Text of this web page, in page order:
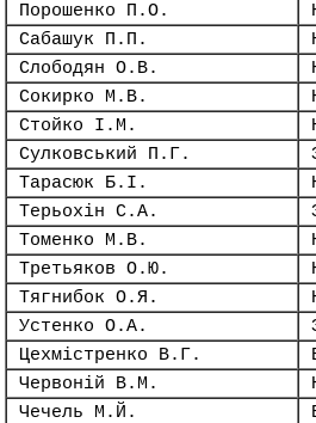
Порошенко П.О.
Сабашук П.П.
Слободян О.В.
Сокирко М.В.
Стойко І.М.
Сулковський П.Г.
Тарасюк Б.І.
Терьохін С.А.
Томенко М.В.
Третьяков О.Ю.
Тягнибок О.Я.
Устенко О.А.
Цехмістренко В.Г.
Червоній В.М.
Чечель М.Й.